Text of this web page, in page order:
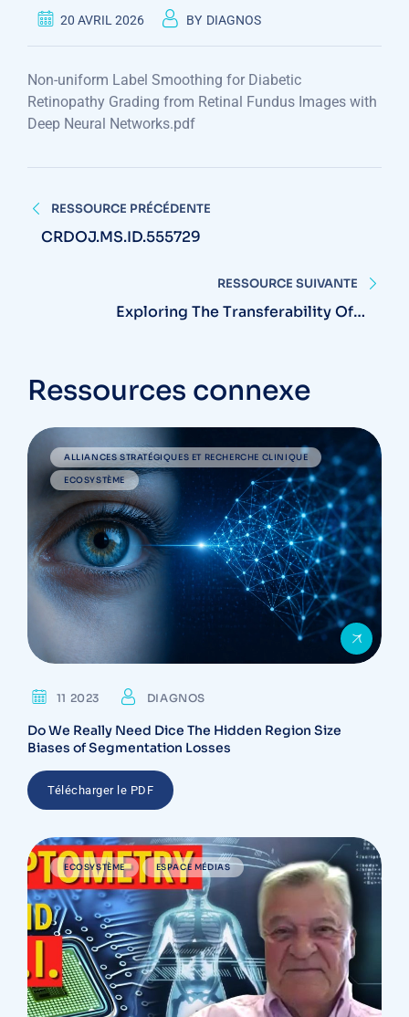
20 AVRIL 2026 BY DIAGNOS
Non-uniform Label Smoothing for Diabetic
Retinopathy Grading from Retinal Fundus Images with
Deep Neural Networks.pdf
Navigation
de
RESSOURCE PRÉCÉDENTE
CRDOJ.MS.ID.555729
RESSOURCE SUIVANTE
Exploring The Transferability Of A
Ressources connexe
ALLIANCES STRATÉGIQUES ET RECHERCHE CLINIQUE
ECOSYSTÈME
11 2023 DIAGNOS
Do We Really Need Dice The Hidden Region Size
Biases of Segmentation Losses
Télécharger le PDF
ECOSYSTÈME ESPACE MÉDIAS